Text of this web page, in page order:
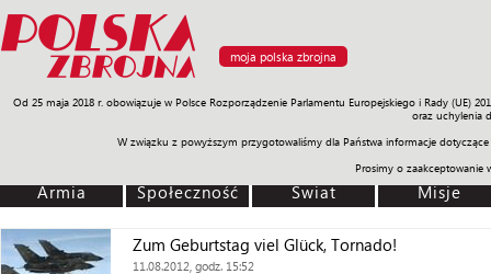
moja polska zbrojna
Od 25 maja 2018 r. obowiązuje w Polsce Rozporządzenie Parlamentu Europejskiego i Rady
oraz uchylenia
W związku z powyższym przygotowaliśmy dla Państwa informacje
Prosimy o
Armia Poligon Sprzęt Misje Polityka Prawo Świat
Armia Społeczność Świat Misje
Zum Geburtstag viel Glück, Tornado!
11.08.2012, godz. 15:52